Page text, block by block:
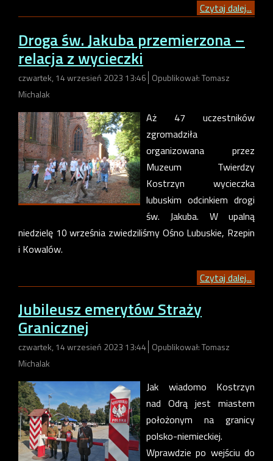
Czytaj dalej...
Droga św. Jakuba przemierzona –
relacja z wycieczki
czwartek, 14 wrzesień 2023 13:46 Opublikował: Tomasz
Michalak
Aż 47 uczestników
zgromadziła
organizowana przez
Muzeum Twierdzy
Kostrzyn wycieczka
lubuskim odcinkiem drogi
św. Jakuba. W upalną
niedzielę 10 września zwiedziliśmy Ośno Lubuskie, Rzepin
i Kowalów.
Czytaj dalej...
Jubileusz emerytów Straży
Granicznej
czwartek, 14 wrzesień 2023 13:44 Opublikował: Tomasz
Michalak
Jak wiadomo Kostrzyn
nad Odrą jest miastem
położonym na granicy
polsko-niemieckiej.
Wprawdzie po wejściu do